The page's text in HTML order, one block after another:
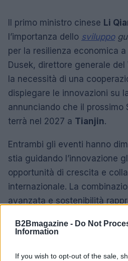
B2Bmagazine - Do Not
Information
If you wish to opt-out of the sale,
Il primo ministro cinese Li
l’importanza dello sviluppo
per la resilienza economica
Dusek, direttore generale del
la necessità di una
dispiegare le innovazioni su
annunciando che il prossimo
terrà nel 2027 a Tianjin.
Entrambi gli eventi hanno
stia guidando l’innovazione
opportunità di crescita e
internazionale. La
avanzata e sostenibilità
promettente per il futuro
AUTORE